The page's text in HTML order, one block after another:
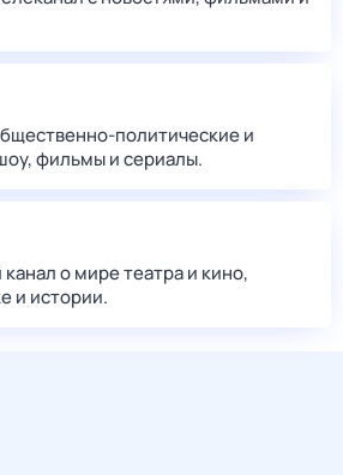
политические и
фильмы и сериалы.
о мире театра и кино,
и истории.